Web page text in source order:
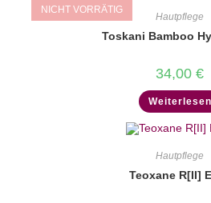
NICHT VORRÄTIG
Hautpflege
Toskani Bamboo
34,00 €
Weiterlesen
Hautpflege
Teoxane R[II]